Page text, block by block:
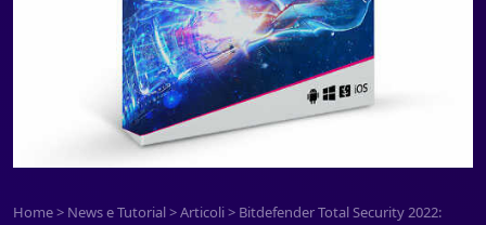
Home> News e Tutorial>Articoli> Bitdefender Total Security 2022: